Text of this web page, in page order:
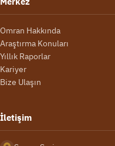
Omran Hakkında
Araştırma Konuları
Yıllık Raporlar
Kariyer
Bize Ulaşın
İletişim